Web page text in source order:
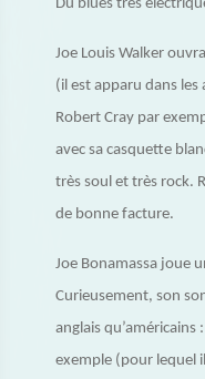
Du blues très
Joe Louis Walker
(il est apparu dans les
Robert Cray par
avec sa casquette
très soul et très rock.
de bonne facture.
Joe Bonamassa joue
Curieusement, son
anglais qu’américains
exemple (pour lequel